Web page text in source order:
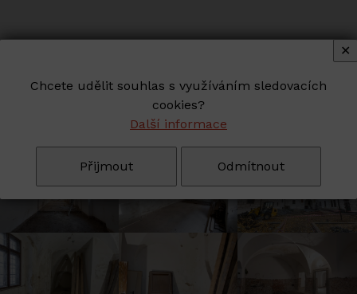
Chcete udělit souhlas s využíváním sledovacích
cookies?
Další informace
Přijmout Odmítnout
✕